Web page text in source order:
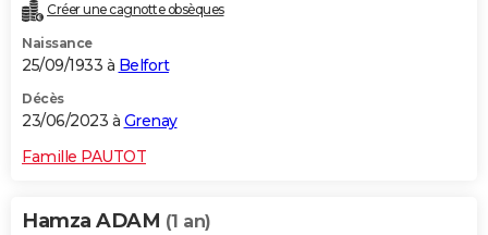
Créer une cagnotte obsèques
Naissance
25/09/1933 à Belfort
Décès
23/06/2023 à Grenay
Famille PAUTOT
Hamza ADAM (1 an)